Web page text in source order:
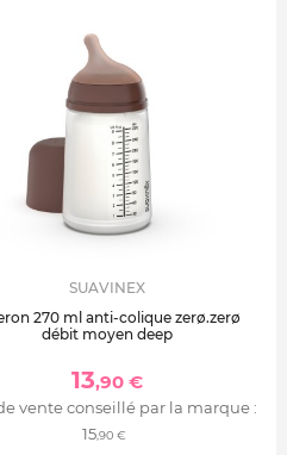
SUAVINEX
270 ml anti-colique zerø.zerø
débit moyen deep
13,90 €
vente conseillé par la marque :
15,90 €